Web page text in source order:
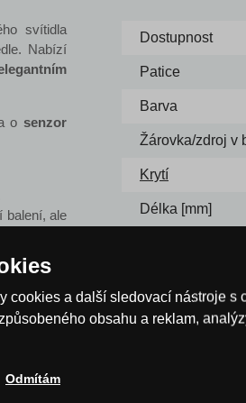
svítidla
Nabízí
osenzor
balení, ale
vnitřního
dalších
pro
Dostupnost
Patice
Barva
Žárovka/zdroj v
Krytí
Délka [mm]
Max. příkon
cookies a další sledovací nástroje s
obsahu a reklam,
Odmítám